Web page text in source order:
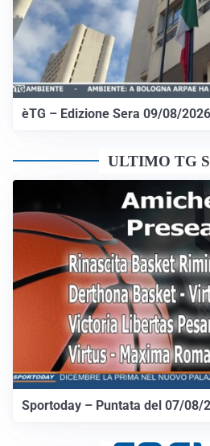
èTG – Edizione Sera 09/08/2026
ULTIMO TG
Sportoday – Puntata del 07/08/